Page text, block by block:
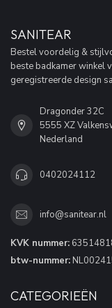
SANITEAR
Bestel voordelig &
beste badkamer winkel
geregistreerde design
Dragonder 32C
5555 XZ
Nederland
0402024112
info@sanitear.nl
KVK nummer:
btw-nummer:
CATEGORIEËN